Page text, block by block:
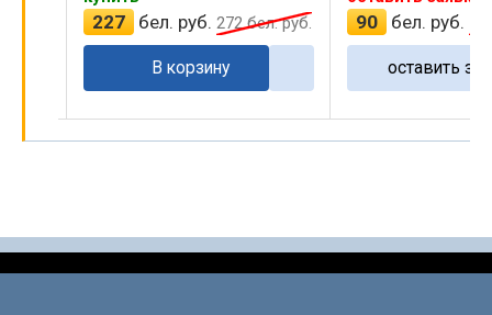
227 бел. руб. 272бел. руб.
В корзину
90 бел. руб.
оставить